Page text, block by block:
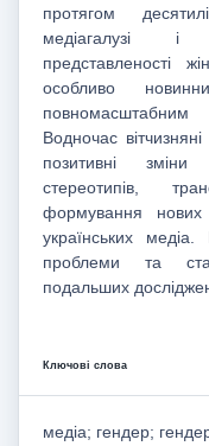
протягом
медіагалузі і
представленості
особливо
Водночас
позитивні
стереотипів,
формування нових
українських
проблеми та
подальших
Ключові слова
медіа; гендер;